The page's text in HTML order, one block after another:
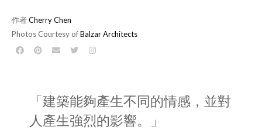
作者Cherry Chen
Photos Courtesy ofBalzar Architects
「建築能夠產生不同的情感，並對
人產生強烈的影響。」